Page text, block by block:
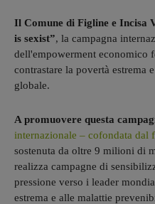
Il Comune di Figline e Incisa
is sexist”, la campagna
dell'empowerment economico
contrastare la povertà estrema
globale.
A promuovere questa
internazionale – cofondata dal
sostenuta da oltre 9 milioni di
realizza campagne di
pressione verso i leader
estrema e alle malattie